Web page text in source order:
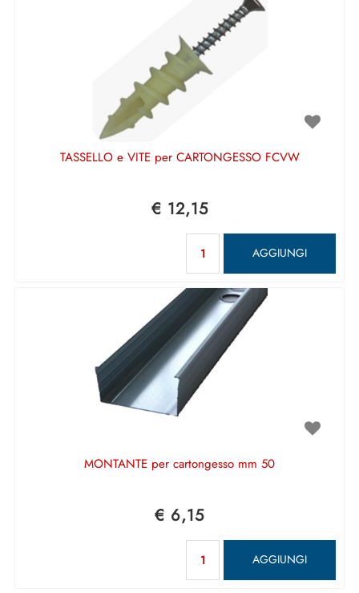
TASSELLO e VITE per CARTONGESSO FCVW
€ 12,15
AGGIUNGI
MONTANTE per cartongesso mm 50
€ 6,15
AGGIUNGI